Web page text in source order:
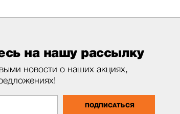
на нашу рассылку
новости о наших акциях,
ПОДПИСАТЬСЯ